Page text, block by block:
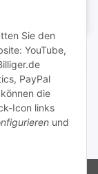
Sie den
YouTube,
PayPal
die
Icon links
und